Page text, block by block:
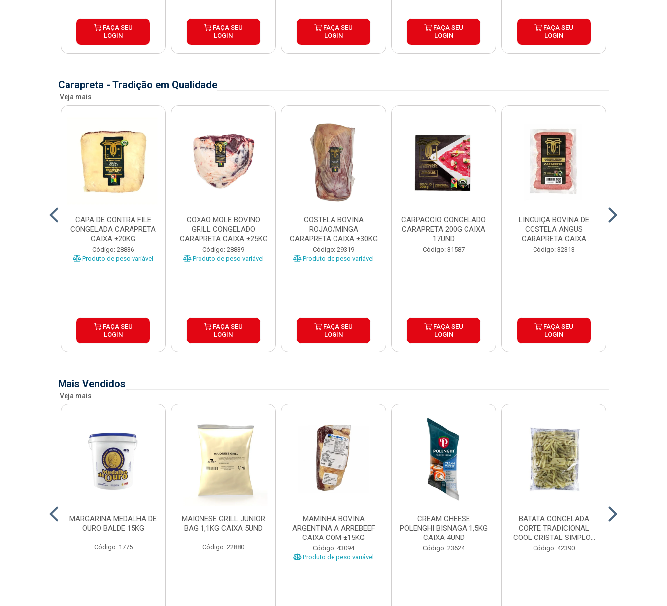
FAÇA SEU
LOGIN
FAÇA SEU
LOGIN
FAÇA SEU
LOGIN
FAÇA SEU
LOGIN
FAÇA SEU
LOGIN
Carapreta - Tradição em Qualidade
Veja mais
CAPA DE CONTRA FILE
CONGELADA CARAPRETA
CAIXA ±20KG
Código: 28836
Produto de peso variável
FAÇA SEU
LOGIN
COXAO MOLE BOVINO
GRILL CONGELADO
CARAPRETA CAIXA ±25KG
Código: 28839
Produto de peso variável
FAÇA SEU
LOGIN
COSTELA BOVINA
ROJAO/MINGA
CARAPRETA CAIXA ±30KG
Código: 29319
Produto de peso variável
FAÇA SEU
LOGIN
CARPACCIO CONGELADO
CARAPRETA 200G CAIXA
17UND
Código: 31587
FAÇA SEU
LOGIN
LINGUIÇA BOVINA DE
COSTELA ANGUS
CARAPRETA CAIXA
24X300G
Código: 32313
FAÇA SEU
LOGIN
Mais Vendidos
Veja mais
MARGARINA MEDALHA DE
OURO BALDE 15KG
Código: 1775
MAIONESE GRILL JUNIOR
BAG 1,1KG CAIXA 5UND
Código: 22880
MAMINHA BOVINA
ARGENTINA A ARREBEEF
CAIXA COM ±15KG
Código: 43094
Produto de peso variável
CREAM CHEESE
POLENGHI BISNAGA 1,5KG
CAIXA 4UND
Código: 23624
BATATA CONGELADA
CORTE TRADICIONAL
COOL CRISTAL SIMPLOT
CAIX...
Código: 42390